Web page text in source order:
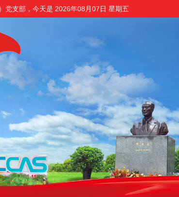
党支部 ，今天是 2026年08月07日 星期五